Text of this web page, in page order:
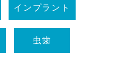
インプラント
虫歯